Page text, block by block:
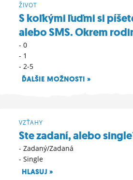
ŽIVOT
S koľkými ľuďmi si
alebo SMS. Okrem
- 0
- 1
- 2-5
ĎALŠIE MOŽNOSTI »
VZŤAHY
Ste zadaní, alebo
- Zadaný/Zadaná
- Single
HLASUJ »